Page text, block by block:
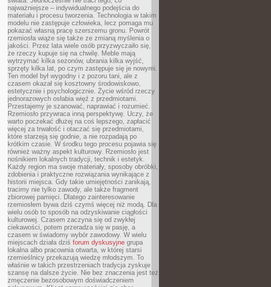
najważniejsze – indywidualnego podejścia do
materiału i procesu tworzenia. Technologia w takim
modelu nie zastępuje człowieka, lecz pomaga mu
pokazać własną pracę szerszemu gronu. Powrót
rzemiosła wiąże się także ze zmianą myślenia o
jakości. Przez lata wiele osób przyzwyczaiło się,
że rzeczy kupuje się na chwilę. Meble mają
wytrzymać kilka sezonów, ubrania kilka wyjść,
sprzęty kilka lat, po czym zastępuje się je nowymi.
Ten model był wygodny i z pozoru tani, ale z
czasem okazał się kosztowny środowiskowo,
estetycznie i psychologicznie. Życie wśród rzeczy
jednorazowych osłabia więź z przedmiotami.
Przestajemy je szanować, naprawiać i rozumieć.
Rzemiosło przywraca inną perspektywę. Uczy, że
warto poczekać dłużej na coś lepszego, zapłacić
więcej za trwałość i otaczać się przedmiotami,
które starzeją się godnie, a nie rozpadają po
krótkim czasie. W środku tego procesu pojawia się
również ważny aspekt kulturowy. Rzemiosło jest
nośnikiem lokalnych tradycji, technik i estetyk.
Każdy region ma swoje materiały, sposoby obróbki,
zdobienia i praktyczne rozwiązania wynikające z
historii miejsca. Gdy takie umiejętności zanikają,
tracimy nie tylko zawody, ale także fragment
zbiorowej pamięci. Dlatego zainteresowanie
rzemiosłem bywa dziś czymś więcej niż modą. Dla
wielu osób to sposób na odzyskiwanie ciągłości
kulturowej. Czasem zaczyna się od zwykłej
ciekawości, potem przeradza się w pasję, a
czasem w świadomy wybór zawodowy. W wielu
miejscach działa dziś forum dyskusyjne grupa
lokalna albo pracownia otwarta, w której starsi
rzemieślnicy przekazują wiedzę młodszym. To
właśnie w takich przestrzeniach tradycja zyskuje
szansę na dalsze życie. Nie bez znaczenia jest też
zmęczenie bezosobowym doświadczeniem